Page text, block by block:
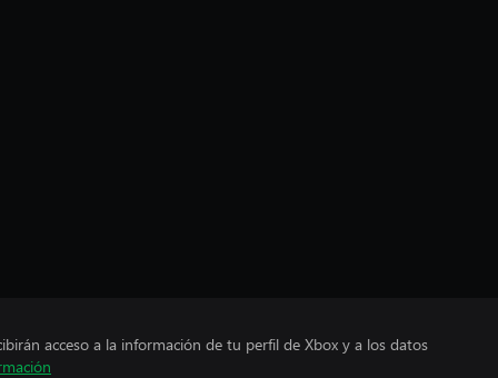
acceso a la información de tu perfil de Xbox y a los datos